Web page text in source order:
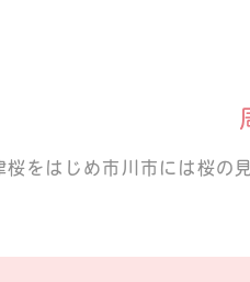
桜をはじめ市川市には桜